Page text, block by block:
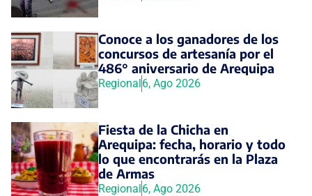
Conoce a los ganadores de los
concursos de artesanía por el
486° aniversario de Arequipa
Regional6, Ago 2026
Fiesta de la Chicha en
Arequipa: fecha, horario y todo
lo que encontrarás en la Plaza
de Armas
Regional6, Ago 2026